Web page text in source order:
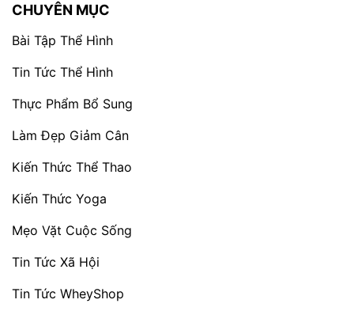
CHUYÊN MỤC
Bài Tập Thể Hình
Tin Tức Thể Hình
Thực Phẩm Bổ Sung
Làm Đẹp Giảm Cân
Kiến Thức Thể Thao
Kiến Thức Yoga
Mẹo Vặt Cuộc Sống
Tin Tức Xã Hội
Tin Tức WheyShop